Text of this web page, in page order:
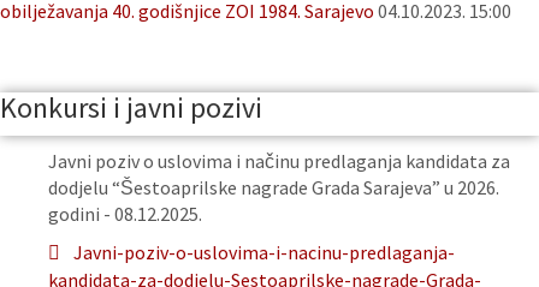
obilježavanja 40. godišnjice ZOI 1984. Sarajevo 04.10.2023. 15:00
Konkursi i javni pozivi
Javni poziv o uslovima i načinu predlaganja kandidata za
dodjelu “Šestoaprilske nagrade Grada Sarajeva” u 2026.
godini - 08.12.2025.
Javni-poziv-o-uslovima-i-nacinu-predlaganja-
kandidata-za-dodjelu-Sestoaprilske-nagrade-Grada-